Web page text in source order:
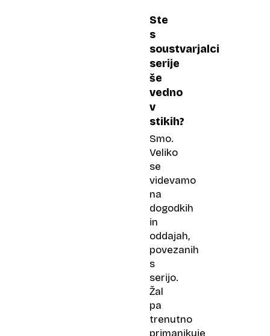
Ste
s
soustvarjalci
serije
še
vedno
v
stikih?
Smo.
Veliko
se
videvamo
na
dogodkih
in
oddajah,
povezanih
s
serijo.
Žal
pa
trenutno
primanjkuje